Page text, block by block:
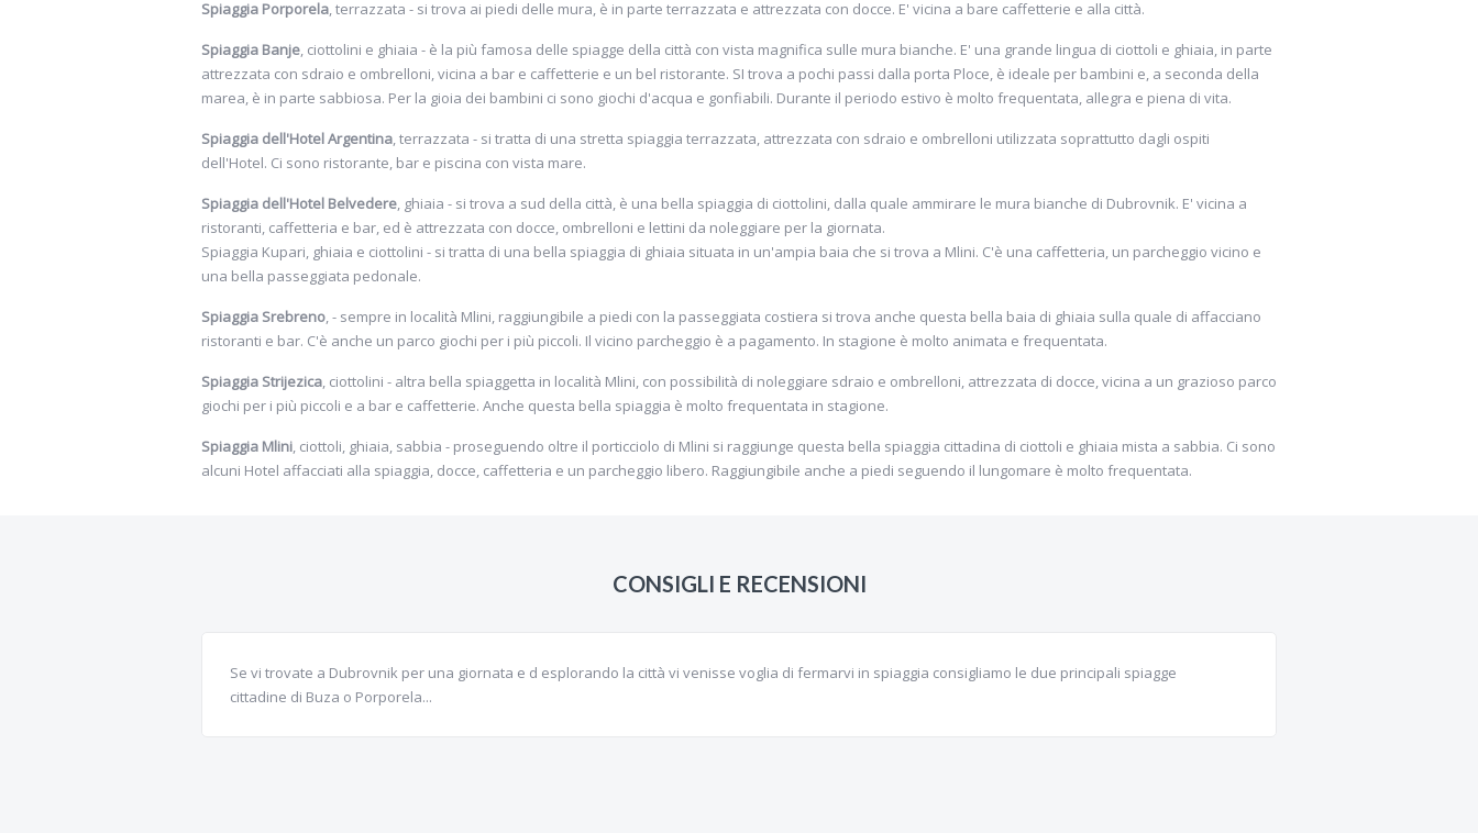
Spiaggia Porporela, terrazzata - si trova ai piedi delle mura, è in parte terrazzata e attrezzata con docce. E' vicina a bare caffetterie e alla città.
Spiaggia Banje, ciottolini e ghiaia - è la più famosa delle spiagge della città con vista magnifica sulle mura bianche. E' una grande lingua di ciottoli e ghiaia, in parte
attrezzata con sdraio e ombrelloni, vicina a bar e caffetterie e un bel ristorante. SI trova a pochi passi dalla porta Ploce, è ideale per bambini e, a seconda della
marea, è in parte sabbiosa. Per la gioia dei bambini ci sono giochi d'acqua e gonfiabili. Durante il periodo estivo è molto frequentata, allegra e piena di vita.
Spiaggia dell'Hotel Argentina, terrazzata - si tratta di una stretta spiaggia terrazzata, attrezzata con sdraio e ombrelloni utilizzata soprattutto dagli ospiti
dell'Hotel. Ci sono ristorante, bar e piscina con vista mare.
Spiaggia dell'Hotel Belvedere, ghiaia - si trova a sud della città, è una bella spiaggia di ciottolini, dalla quale ammirare le mura bianche di Dubrovnik. E' vicina a
ristoranti, caffetteria e bar, ed è attrezzata con docce, ombrelloni e lettini da noleggiare per la giornata.
Spiaggia Kupari, ghiaia e ciottolini - si tratta di una bella spiaggia di ghiaia situata in un'ampia baia che si trova a Mlini. C'è una caffetteria, un parcheggio vicino e
una bella passeggiata pedonale.
Spiaggia Srebreno, - sempre in località Mlini, raggiungibile a piedi con la passeggiata costiera si trova anche questa bella baia di ghiaia sulla quale di affacciano
ristoranti e bar. C'è anche un parco giochi per i più piccoli. Il vicino parcheggio è a pagamento. In stagione è molto animata e frequentata.
Spiaggia Strijezica, ciottolini - altra bella spiaggetta in località Mlini, con possibilità di noleggiare sdraio e ombrelloni, attrezzata di docce, vicina a un grazioso parco
giochi per i più piccoli e a bar e caffetterie. Anche questa bella spiaggia è molto frequentata in stagione.
Spiaggia Mlini, ciottoli, ghiaia, sabbia - proseguendo oltre il porticciolo di Mlini si raggiunge questa bella spiaggia cittadina di ciottoli e ghiaia mista a sabbia. Ci sono
alcuni Hotel affacciati alla spiaggia, docce, caffetteria e un parcheggio libero. Raggiungibile anche a piedi seguendo il lungomare è molto frequentata.
CONSIGLI E RECENSIONI
Se vi trovate a Dubrovnik per una giornata e d esplorando la città vi venisse voglia di fermarvi in spiaggia consigliamo le due principali spiagge
cittadine di Buza o Porporela...